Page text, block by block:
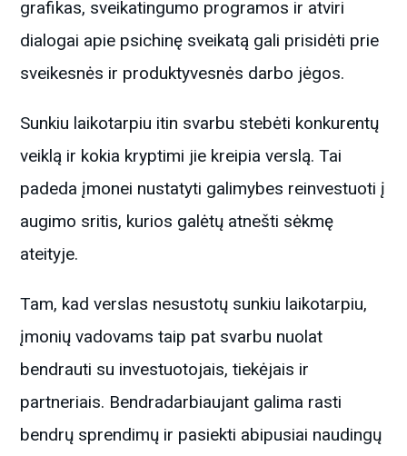
grafikas, sveikatingumo programos ir atviri
dialogai apie psichinę sveikatą gali prisidėti prie
sveikesnės ir produktyvesnės darbo jėgos.
Sunkiu laikotarpiu itin svarbu stebėti konkurentų
veiklą ir kokia kryptimi jie kreipia verslą. Tai
padeda įmonei nustatyti galimybes reinvestuoti į
augimo sritis, kurios galėtų atnešti sėkmę
ateityje.
Tam, kad verslas nesustotų sunkiu laikotarpiu,
įmonių vadovams taip pat svarbu nuolat
bendrauti su investuotojais, tiekėjais ir
partneriais. Bendradarbiaujant galima rasti
bendrų sprendimų ir pasiekti abipusiai naudingų